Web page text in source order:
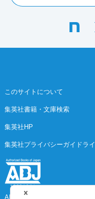
このサイトについて
集英社書籍・文庫検索
集英社HP
集英社プライバシーガイドラ
ABJ マークは、この電子書店